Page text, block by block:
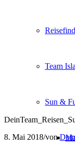
Team
Sun &
8. Mai 2018/von